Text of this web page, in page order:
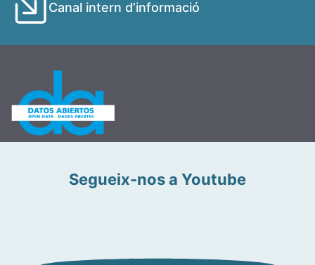
Canal intern d’informació
Segueix-nos a Youtube